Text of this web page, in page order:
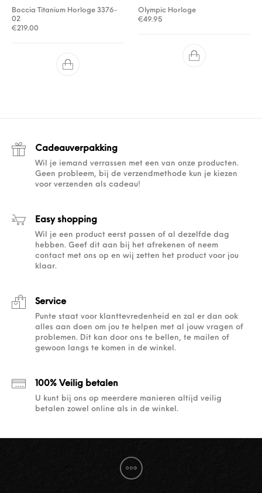
Boccia Titanium Horloge 3376-
02
€219.00
Olympic Horloge
€49.95
Cadeauverpakking
Wil je iemand verrassen met een van onze producten.
Geen probleem, bij de verzendmethode kun je kiezen
voor verzenden als cadeau!
Easy shopping
Wil je een product eerst passen of al dezelfde dag
hebben. Geef dit aan bij het afrekenen of neem
contact met ons op en wij zetten het product voor jou
klaar.
Service
Punte staat voor klanttevredenheid en zal er dan ook
alles aan doen om jou te helpen met al jouw vragen of
problemen. Dit kan door ons te bellen, te mailen of
gewoon langs te komen in de winkel.
100% Veilig betalen
U kunt bij ons op meerdere manieren altijd veilig
betalen zowel online als in de winkel.